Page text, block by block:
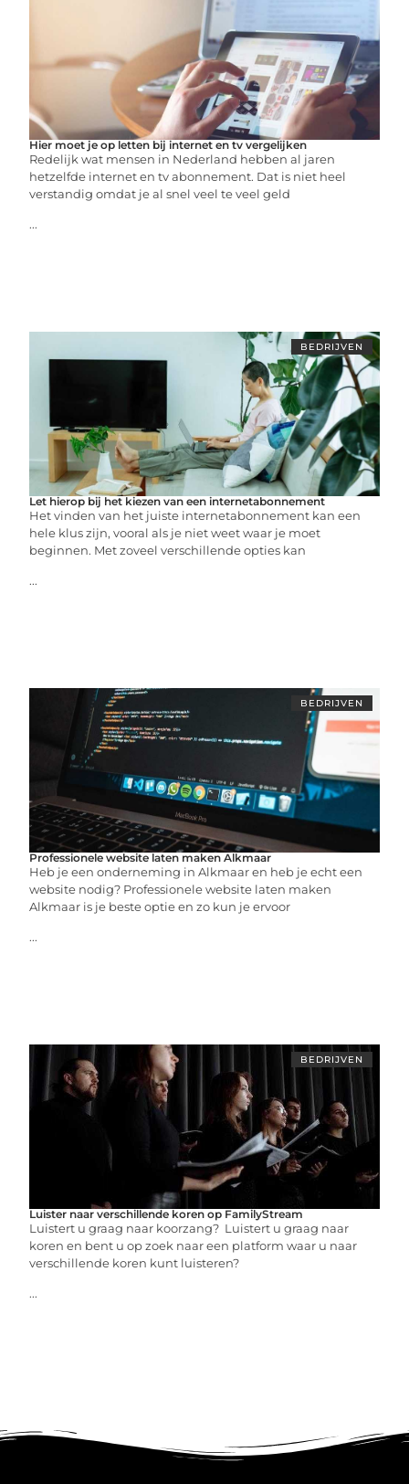
Hier moet je op letten bij internet en tv vergelijken
Redelijk wat mensen in Nederland hebben al jaren
hetzelfde internet en tv abonnement. Dat is niet heel
verstandig omdat je al snel veel te veel geld
...
BEDRIJVEN
Let hierop bij het kiezen van een internetabonnement
Het vinden van het juiste internetabonnement kan een
hele klus zijn, vooral als je niet weet waar je moet
beginnen. Met zoveel verschillende opties kan
...
BEDRIJVEN
Professionele website laten maken Alkmaar
Heb je een onderneming in Alkmaar en heb je echt een
website nodig? Professionele website laten maken
Alkmaar is je beste optie en zo kun je ervoor
...
BEDRIJVEN
Luister naar verschillende koren op FamilyStream
Luistert u graag naar koorzang? Luistert u graag naar
koren en bent u op zoek naar een platform waar u naar
verschillende koren kunt luisteren?
...